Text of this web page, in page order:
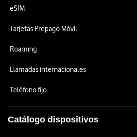
eSIM
Tarjetas Prepago Móvil
Roaming
Llamadas internacionales
Teléfono fijo
Catálogo dispositivos